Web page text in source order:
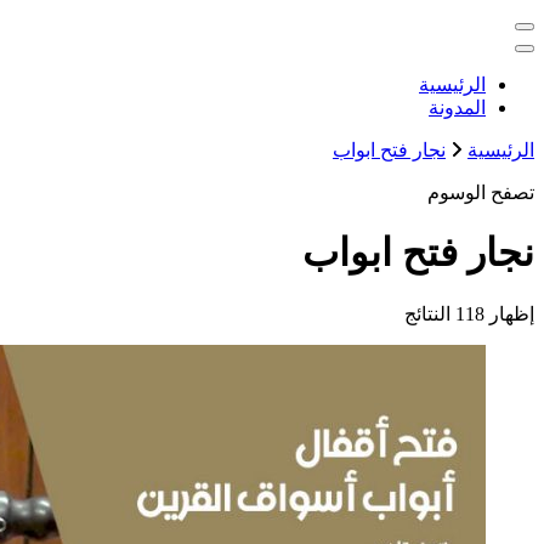
التجاوز
إلى
الكويت
خدمات منزلية بالكويت شراء بيع فك نقل تركيب صيانة تصليح اثاث
الرئيسية
المدونة
الرئيسية نجار فتح ابواب
تصفح الوسوم
نجار فتح ابواب
إظهار 118 النتائج